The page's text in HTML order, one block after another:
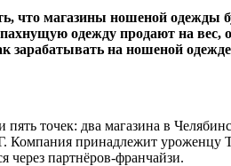
что магазины ношеной одежды
одежду продают на вес,
зарабатывать на ношеной
пять точек: два магазина в
Компания принадлежит
через партнёров-франчайзи.